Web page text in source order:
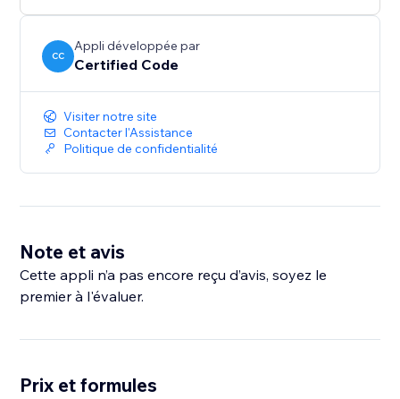
CC
Appli développée par
Certified Code
Visiter notre site
Contacter l'Assistance
Politique de confidentialité
Note et avis
Cette appli n’a pas encore reçu d’avis, soyez le
premier à l'évaluer.
Prix et formules